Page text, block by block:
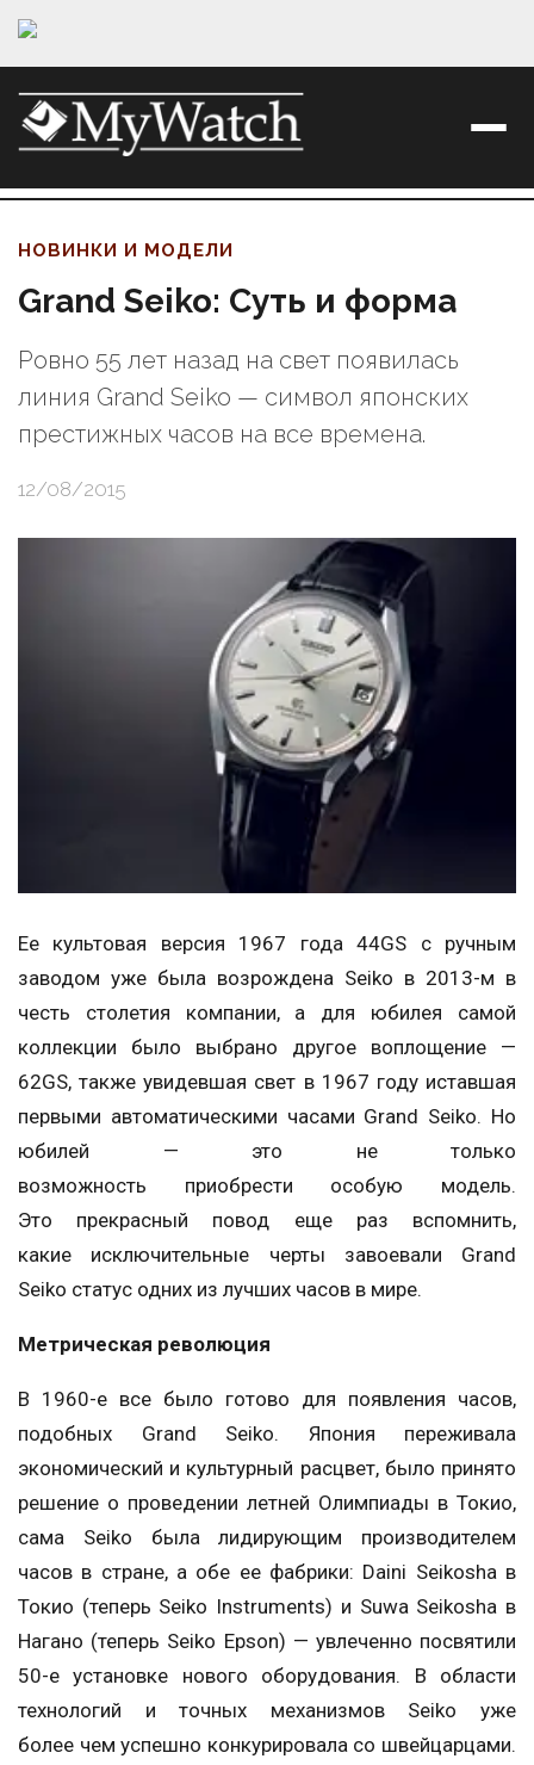
НОВИНКИ И МОДЕЛИ
Grand Seiko: Суть и форма
Ровно 55 лет назад на свет появилась
линия Grand Seiko — символ японских
престижных часов на все времена.
12/08/2015
Ее культовая версия 1967 года 44GS с ручным
заводом уже была возрождена Seiko в 2013-м в
честь столетия компании, а для юбилея самой
коллекции было выбрано другое воплощение —
62GS, также увидевшая свет в 1967 году иставшая
первыми автоматическими часами Grand Seiko. Но
юбилей — это не только
возможность приобрести особую модель.
Это прекрасный повод еще раз вспомнить,
какие исключительные черты завоевали Grand
Seiko статус одних из лучших часов в мире.
Метрическая революция
В 1960-е все было готово для появления часов,
подобных Grand Seiko. Япония переживала
экономический и культурный расцвет, было принято
решение о проведении летней Олимпиады в Токио,
сама Seiko была лидирующим производителем
часов в стране, а обе ее фабрики: Daini Seikosha в
Токио (теперь Seiko Instruments) и Suwa Seikosha в
Нагано (теперь Seiko Epson) — увлеченно посвятили
50-е установке нового оборудования. В области
технологий и точных механизмов Seiko уже
более чем успешно конкурировала со швейцарцами.